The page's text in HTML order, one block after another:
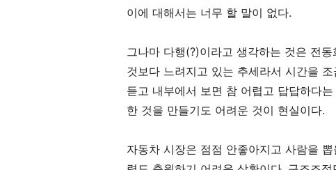
이에 대해서는 너무 할 말이 없다.
그나마 다행(?)이라고 생각하는 것은 전
것보다 느려지고 있는 추세라서 시간을
듣고 내부에서 보면 참 어렵고 답답하다
한 것을 만들기도 어려운 것이 현실이다.
자동차 시장은 점점 안좋아지고 사람을